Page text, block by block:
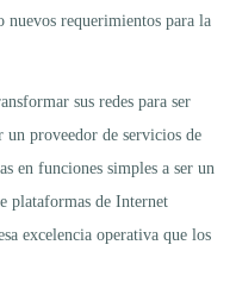
nuevos requerimientos para la
sus redes para ser
un proveedor de servicios de
en funciones simples a ser un
plataformas de Internet
excelencia operativa que los